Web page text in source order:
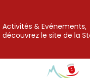
Activités & Evénements,
découvrez le site de la